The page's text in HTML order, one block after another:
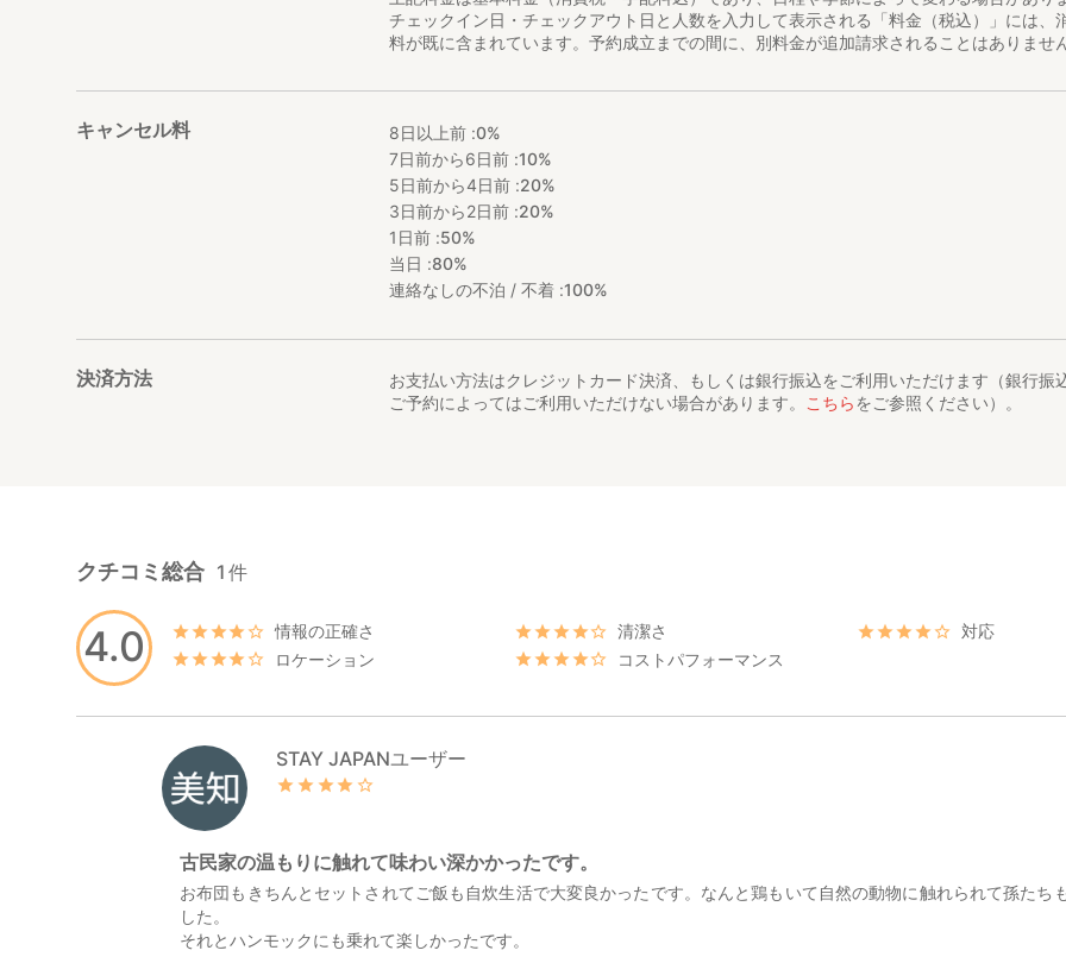
チェックイン日・チェックアウト日と人数を入力して表示される「料金（税込）」には、
料が既に含まれています。予約成立までの間に、別料金が追加請求されることはありませ
キャンセル料 8日以上前 :0%
7日前から6日前 :10%
5日前から4日前 :20%
3日前から2日前 :20%
1日前 :50%
当日 :80%
連絡なしの不泊 / 不着 :100%
決済方法
お支払い方法はクレジットカード決済、もしくは銀行振込をご利用いただけます（銀行振
ご予約によってはご利用いただけない場合があります。 こちらをご参照ください）。
4.0
クチコミ総合 1 件
情報の正確さ 清潔さ
対応
ロケーション
コストパフォーマンス
STAY JAPANユーザー
古民家の温もりに触れて味わい深かかったです。
お布団もきちんとセットされてご飯も自炊生活で大変良かったです。なんと鶏もいて自然の動物に触れられて孫たち
した。
それとハンモックにも乗れて楽しかったです。